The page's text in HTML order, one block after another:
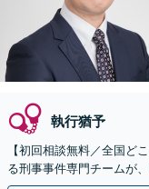
執行猶予
【初回相談無料／全国ど
る刑事事件専門チームが